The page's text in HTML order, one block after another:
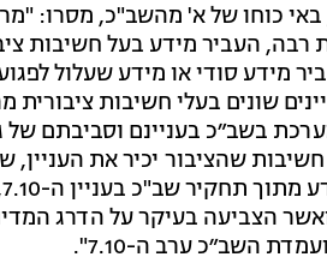
באי כוחו של א' מהשב"כ, מסרו:
רבה, העביר מידע בעל חשיבות
מידע סודי או מידע שעלול
שונים בעלי חשיבות
בשב״כ בעניינם וסביבתם של
שהציבור יכיר את העניין,
הצביעה בעיקר על הדרג
השב״כ ערב ה-7.10".